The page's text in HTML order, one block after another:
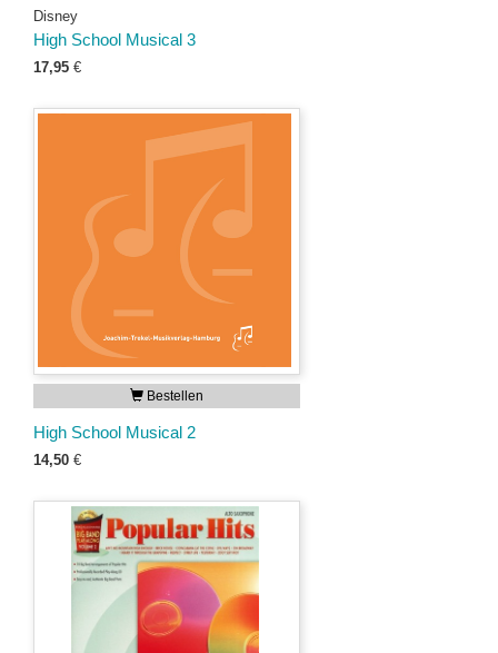
Disney
High School Musical 3
17,95 €
Bestellen
High School Musical 2
14,50 €